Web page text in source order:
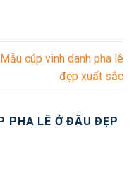
cúp vinh danh pha lê
đẹp xuất sắc
PHA LÊ Ở ĐÂU ĐẸP